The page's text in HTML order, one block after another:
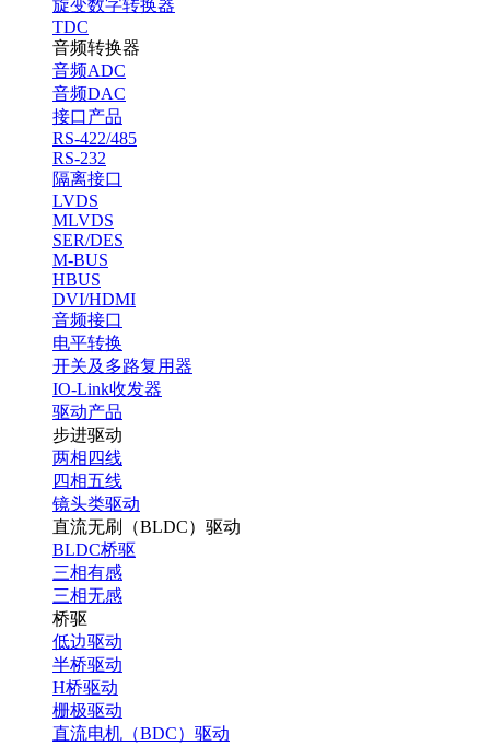
旋变数字转换器
TDC
音频转换器
音频ADC
音频DAC
接口产品
RS-422/485
RS-232
隔离接口
LVDS
MLVDS
SER/DES
M-BUS
HBUS
DVI/HDMI
音频接口
电平转换
开关及多路复用器
IO-Link收发器
驱动产品
步进驱动
两相四线
四相五线
镜头类驱动
直流无刷（BLDC）驱动
BLDC桥驱
三相有感
三相无感
桥驱
低边驱动
半桥驱动
H桥驱动
栅极驱动
直流电机（BDC）驱动